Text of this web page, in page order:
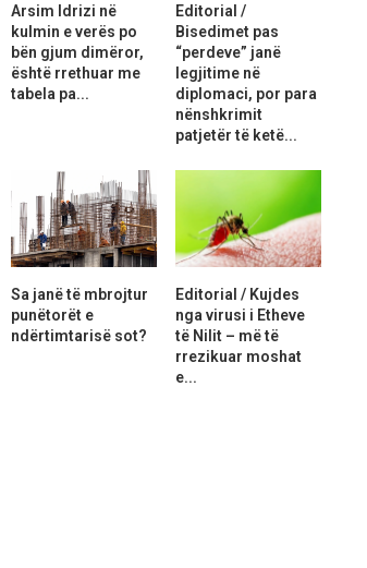
Arsim Idrizi në
kulmin e verës po
bën gjum dimëror,
është rrethuar me
tabela pa...
Editorial /
Bisedimet pas
“perdeve” janë
legjitime në
diplomaci, por para
nënshkrimit
patjetër të ketë...
Sa janë të mbrojtur
punëtorët e
ndërtimtarisë sot?
Editorial / Kujdes
nga virusi i Etheve
të Nilit – më të
rrezikuar moshat
e...